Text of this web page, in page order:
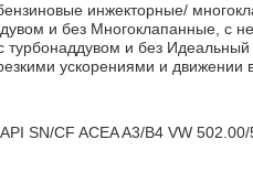
инжекторные/
и без Многоклапанные, с
турбонаддувом и без
ускорениями и движении
SN/CF ACEA A3/B4 VW